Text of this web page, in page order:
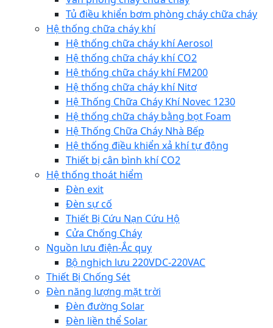
Tủ điều khiển bơm phòng cháy chữa cháy
Hệ thống chữa cháy khí
Hệ thống chữa cháy khí Aerosol
Hệ thống chữa cháy khí CO2
Hệ thống chữa cháy khí FM200
Hệ thống chữa cháy khí Nitơ
Hệ Thống Chữa Cháy Khí Novec 1230
Hệ thống chữa cháy bằng bọt Foam
Hệ Thống Chữa Cháy Nhà Bếp
Hệ thống điều khiển xả khí tự động
Thiết bị cân bình khí CO2
Hệ thống thoát hiểm
Đèn exit
Đèn sự cố
Thiết Bị Cứu Nạn Cứu Hộ
Cửa Chống Cháy
Nguồn lưu điện-Ắc quy
Bộ nghịch lưu 220VDC-220VAC
Thiết Bị Chống Sét
Đèn năng lượng mặt trời
Đèn đường Solar
Đèn liền thể Solar